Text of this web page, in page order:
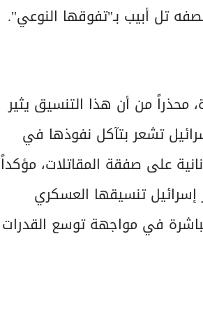
تل أبيب بـ"تفوقها النوعي".
محذراً من أن هذا التنسيق يثير
تشعر بتآكل نفوذها في
على صفقة المقاتلات، مؤكداً
إسرائيل تنسيقها العسكري
في مواجهة توسع القدرات